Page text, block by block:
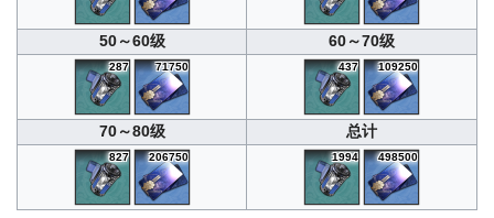
50～60级 60～70级
287 71750 437 109250
70～80级 总计
827 206750 1994 498500